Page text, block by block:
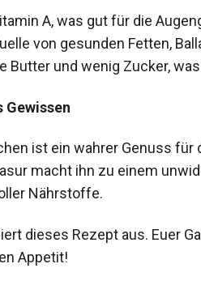
A, was gut für die
von gesunden Fetten,
Butter und wenig Zucker,
Gewissen
ist ein wahrer Genuss
macht ihn zu einem
Nährstoffe.
dieses Rezept aus. Euer
Appetit!